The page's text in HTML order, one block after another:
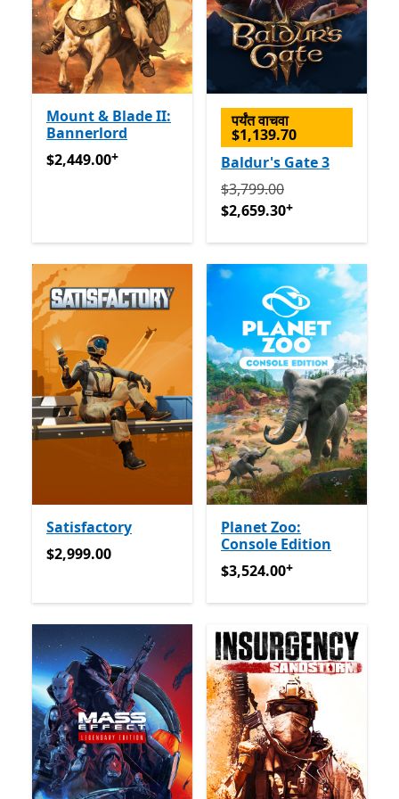
Mount & Blade II:
Bannerlord
$2,449.00अॅप खरेदीमधले ऑफर्स
$2,449.00+
पर्यंत वाचवा
$1,139.70
Baldur's Gate 3
मूलतः $3,799.00 आता
$3,799.00
$2,659.30+
Satisfactory
$2,999.00
$2,999.00
Planet Zoo:
Console Edition
$3,524.00अॅप खरेदीमधले
$3,524.00+